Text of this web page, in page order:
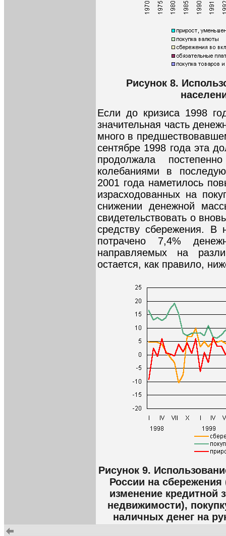
Рисунок 8.
Если до кризиса 1998
значительная часть
много в
сентябре 1998 года эта
продолжала
колебаниями в
2001 года наметилось
израсходованных на
снижении денежной
свидетельствовать о
средству сбережения. В
потрачено 7,4%
направляемых на
остается, как правило,
Рисунок 9.
России на
изменение кредитной
недвижимости),
наличных денег на